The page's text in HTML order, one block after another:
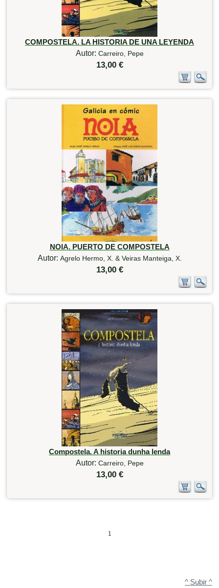
COMPOSTELA. LA HISTORIA DE UNA LEYENDA
Autor: Carreiro, Pepe
13,00 €
NOIA. PUERTO DE COMPOSTELA
Autor: Agrelo Hermo, X. & Veiras Manteiga, X.
13,00 €
Compostela. A historia dunha lenda
Autor: Carreiro, Pepe
13,00 €
1
^ Subir ^